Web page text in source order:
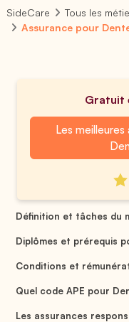
SideCare
Tous les
Assurance pour
Gratuit
Les
Définition et tâches du
Diplômes et prérequis
Conditions et
Quel code APE pour
Les assurances